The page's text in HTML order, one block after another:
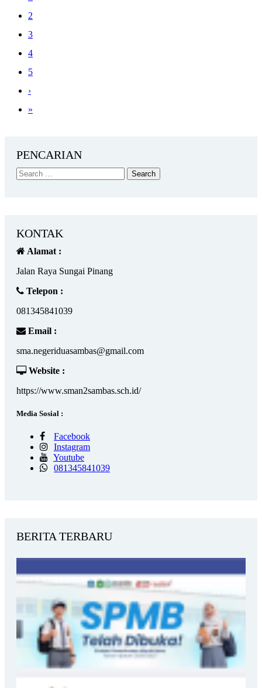
2
3
4
5
›
»
PENCARIAN
KONTAK
Alamat :
Jalan Raya Sungai Pinang
Telepon :
081345841039
Email :
sma.negeriduasambas@gmail.com
Website :
https://www.sman2sambas.sch.id/
Media Sosial :
Facebook
Instagram
Youtube
081345841039
BERITA TERBARU